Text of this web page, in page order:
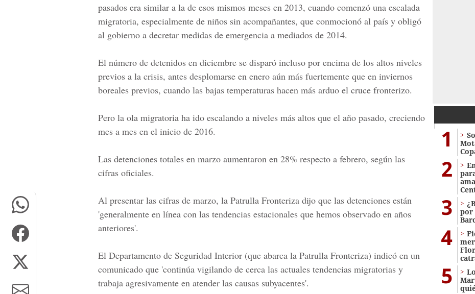
pasados era similar a la de esos mismos meses en 2013, cuando comenzó una escalada
migratoria, especialmente de niños sin acompañantes, que conmocionó al país y obligó
al gobierno a decretar medidas de emergencia a mediados de 2014.
El número de detenidos en diciembre se disparó incluso por encima de los altos niveles
previos a la crisis, antes desplomarse en enero aún más fuertemente que en inviernos
boreales previos, cuando las bajas temperaturas hacen más arduo el cruce fronterizo.
Pero la ola migratoria ha ido escalando a niveles más altos que el año pasado, creciendo
mes a mes en el inicio de 2016.
Las detenciones totales en marzo aumentaron en 28% respecto a febrero, según las
cifras oficiales.
Al presentar las cifras de marzo, la Patrulla Fronteriza dijo que las detenciones están
'generalmente en línea con las tendencias estacionales que hemos observado en años
anteriores'.
El Departamento de Seguridad Interior (que abarca la Patrulla Fronteriza) indicó en un
comunicado que 'continúa vigilando de cerca las actuales tendencias migratorias y
trabaja agresivamente en atender las causas subyacentes'.
1
2
3
por
4
5